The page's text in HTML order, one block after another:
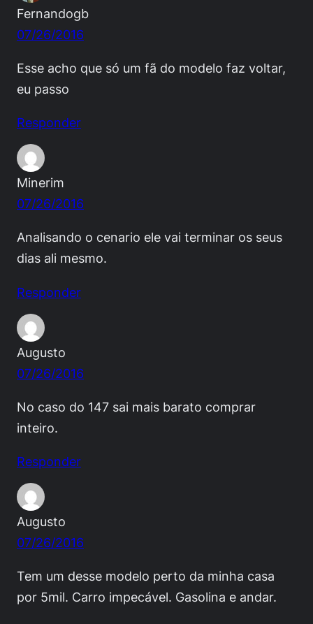
Fernandogb
07/26/2016
Esse acho que só um fã do modelo faz voltar,
eu passo
Responder
Minerim
07/26/2016
Analisando o cenario ele vai terminar os seus
dias ali mesmo.
Responder
Augusto
07/26/2016
No caso do 147 sai mais barato comprar
inteiro.
Responder
Augusto
07/26/2016
Tem um desse modelo perto da minha casa
por 5mil. Carro impecável. Gasolina e andar.